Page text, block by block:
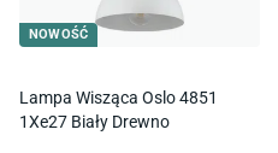
NOWOŚĆ
Lampa Wisząca Oslo 4851
1Xe27 Biały Drewno